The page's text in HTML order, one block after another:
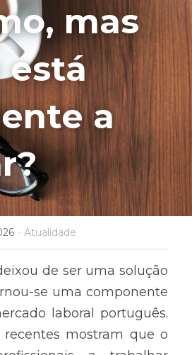
mas
está
a
· Atualidade
de ser uma solução
se uma componente
laboral português.
mostram que o